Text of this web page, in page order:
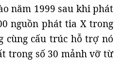
năm 1999 sau khi phát
nguồn phát tia X trong
cùng cấu trúc hỗ trợ nó
trong số 30 mảnh vỡ từ